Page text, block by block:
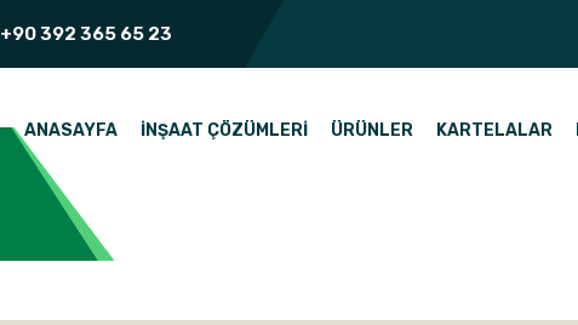
+90 392 365 65 23
ANASAYFA İNŞAAT ÇÖZÜMLERI ÜRÜNLER KARTELALAR